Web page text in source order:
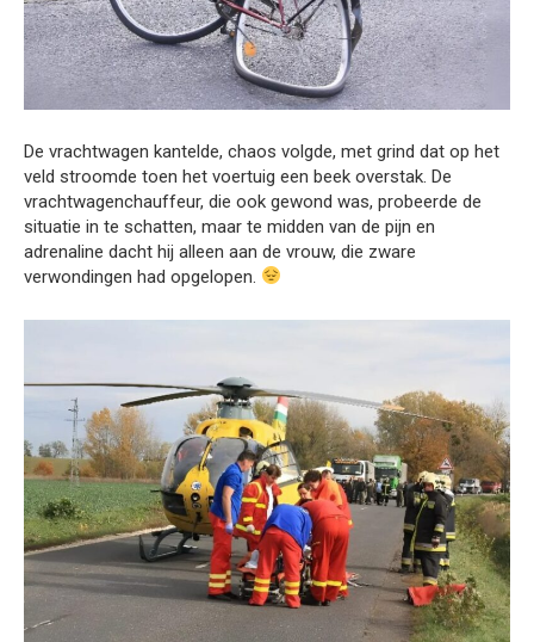
De vrachtwagen kantelde, chaos volgde, met grind dat op het
veld stroomde toen het voertuig een beek overstak. De
vrachtwagenchauffeur, die ook gewond was, probeerde de
situatie in te schatten, maar te midden van de pijn en
adrenaline dacht hij alleen aan de vrouw, die zware
verwondingen had opgelopen.